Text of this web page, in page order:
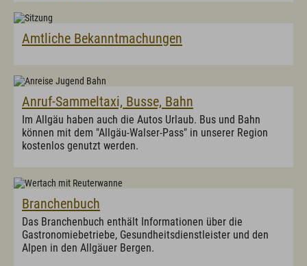
Aus dem Gemeinderat
Ortsvorstellung - Chronik
Politische Vereinigungen
Bürgerservice
Ansprechpartner(in)
Bauamt
Friedhofsverwaltung
Kämmerei
Kasse
Marktamt
Standesamt
Steueramt
Amtliche Bekanntmachungen
Anruf-Sammeltaxi, Busse, Bahn
Im Allgäu haben auch die Autos Urlaub. Bus und Bahn
können mit dem "Allgäu-Walser-Pass" in unserer Region
kostenlos genutzt werden.
Branchenbuch
Das Branchenbuch enthält Informationen über die
Gastronomiebetriebe, Gesundheitsdienstleister und den
Alpen in den Allgäuer Bergen.